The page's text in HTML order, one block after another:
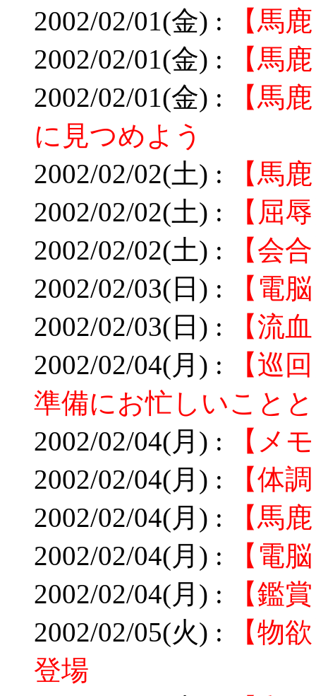
2002/02/01(金) :
【馬
2002/02/01(金) :
【馬
2002/02/01(金) :
【馬
に見つめよう
2002/02/02(土) :
【馬
2002/02/02(土) :
【屈
2002/02/02(土) :
【会
2002/02/03(日) :
【電
2002/02/03(日) :
【流
2002/02/04(月) :
【巡
準備にお忙しいこと
2002/02/04(月) :
【メ
2002/02/04(月) :
【体
2002/02/04(月) :
【馬
2002/02/04(月) :
【電
2002/02/04(月) :
【鑑
2002/02/05(火) :
【物
登場